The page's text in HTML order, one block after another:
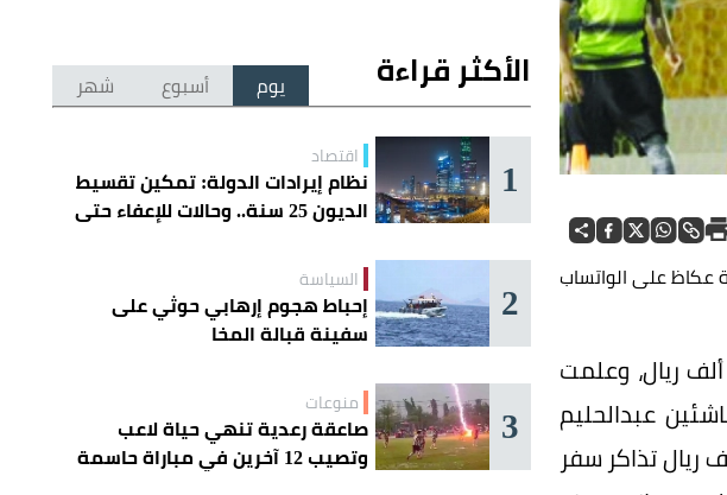
عكاظ على الواتساب
قيمة إعارة نجم السلة فهد السالك من نادي النصر التي تبلغ (350) ألف ريال، وعلمت
منها (17) ألفا لمدرب الناشئين عبدالحليم
لمحمد السالك و(ثلاثة) آلاف ريال للمدرب السوري، ومبلغ (30) ألف ريال تذاكر سفر
الأكثر قراءة يوم أسبوع شهر
1 اقتصاد
نظام إيرادات الدولة: تمكين تقسيط
الديون 25 سنة.. وحالات للإعفاء حتى
2 السياسة
إحباط هجوم إرهابي حوثي على
سفينة قبالة المخا
3 منوعات
صاعقة رعدية تنهي حياة لاعب
وتصيب 12 آخرين في مباراة حاسمة